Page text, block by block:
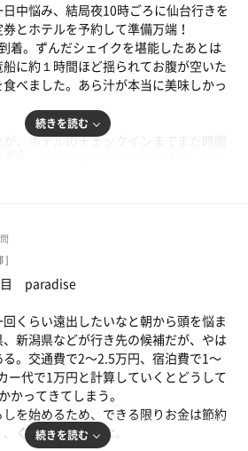
ろうと思っていたら予想外の熱さ。キ
かなり身体を追い込む結果となった。
ちなの？うれしい悲鳴が身体からす
よく効いている。16℃以上であるが羽
冷たさをよく感じられる。
い状況だった。最高。
中悩み、結局夜10時ごろに仙台行きを
とホテルを予約して準備万端！
着。ずんだシェイクを堪能したあとは
に約１時間ほど揺られてお腹が空いた
べました。あら汁が本当に美味しかっ
が、ホテルのチェックインまでまだ時間
きてなかったのでサウナに入ってびっ
が積まれ、右側にガスストーブがある
サウナだ。15時のオートロウリュを最
がジリジリと焼け焦げるような熱さを
すぎる。ゆいるの一歩手前くらいの熱
温めたら地下水水風呂へ。評価は
が体感はもう少しキンとしていた、
じた。いいね。
スペースで。昨日寝るのが遅く、にも
ったので疲れがどっときてガンガンに
続きを読む
]
目 paradise
くらい遠出したいなと朝から頭を悩ま
新潟県などが行き先の候補だが、やは
る。交通費で2〜2.5万円、宿泊費で1〜
ー代で1万円と計算していくとどうして
かってきてしまう。
を始めるため、できる限りお金は節約
くぅ、悩ましいな。
続きを読む